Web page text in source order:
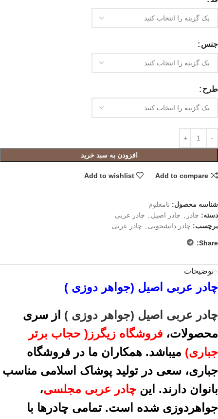
جنس
طرح
افزودن به سبد خرید
Add to compare
Add to wishlist
شناسه محصول: نامعلوم
دسته: چادر چادر اصیل
چادر عربی
برچسب: چادر دانشجویی چادر عربی
Share:
توضیحات
چادر عربی اصیل (جواهر دوزی )
چادر عربی اصیل (جواهر دوزی ) از سری
محصولات، فروشگاه زیگرز( حجاب برتر
جباری) میباشد. همکاران ما در فروشگاه
جباری، سعی در تولید پوشاک اسلامی مناسب
بانوان دارند. این چادر عربی مجلسی،
جواهردوزی شده است. تمامی چادرها با